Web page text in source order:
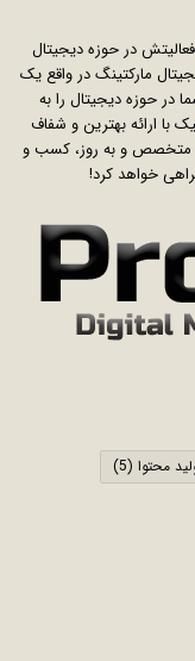
در حوزه دیجیتال
مارکتینگ در واقع یک
حوزه دیجیتال را به
با ارائه بهترین و شفاف
متخصص و به روز، کسب و
خواهد کرد!
محتوا (5)